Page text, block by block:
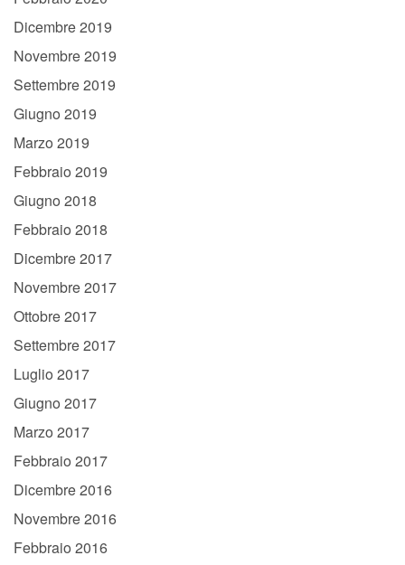
Dicembre 2019
Novembre 2019
Settembre 2019
Giugno 2019
Marzo 2019
Febbraio 2019
Giugno 2018
Febbraio 2018
Dicembre 2017
Novembre 2017
Ottobre 2017
Settembre 2017
Luglio 2017
Giugno 2017
Marzo 2017
Febbraio 2017
Dicembre 2016
Novembre 2016
Febbraio 2016